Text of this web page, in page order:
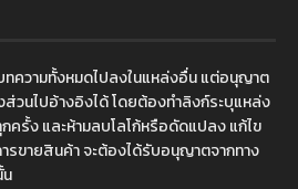
ทความทั้งหมดไปลงในแหล่งอื่น แต่อนุญาต
วนไปอ้างอิงได้ โดยต้องทำลิงก์ระบุแหล่ง
ครั้ง และห้ามลบโลโก้หรือดัดแปลง แก้ไข
รขายสินค้า จะต้องได้รับอนุญาตจากทาง